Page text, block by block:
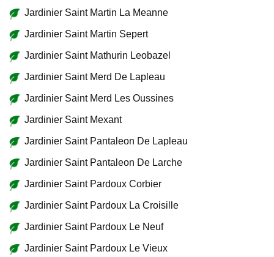
Jardinier Saint Martin La Meanne
Jardinier Saint Martin Sepert
Jardinier Saint Mathurin Leobazel
Jardinier Saint Merd De Lapleau
Jardinier Saint Merd Les Oussines
Jardinier Saint Mexant
Jardinier Saint Pantaleon De Lapleau
Jardinier Saint Pantaleon De Larche
Jardinier Saint Pardoux Corbier
Jardinier Saint Pardoux La Croisille
Jardinier Saint Pardoux Le Neuf
Jardinier Saint Pardoux Le Vieux